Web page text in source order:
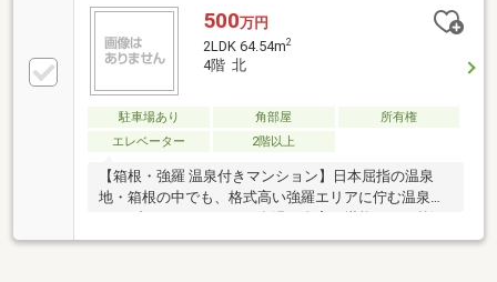
500万円
2LDK 64.54m2
4階 北
駐車場あり 角部屋
所有権
エレベーター
2階以上
【箱根・強羅 温泉付きマンション】日本屈指の温泉
地・箱根の中でも、格式高い強羅エリアに佇む温泉付
きリゾートマンション。名湯を自宅で堪能できる贅沢
なひと時を、今ここに。専用温泉施設に加え、強羅の